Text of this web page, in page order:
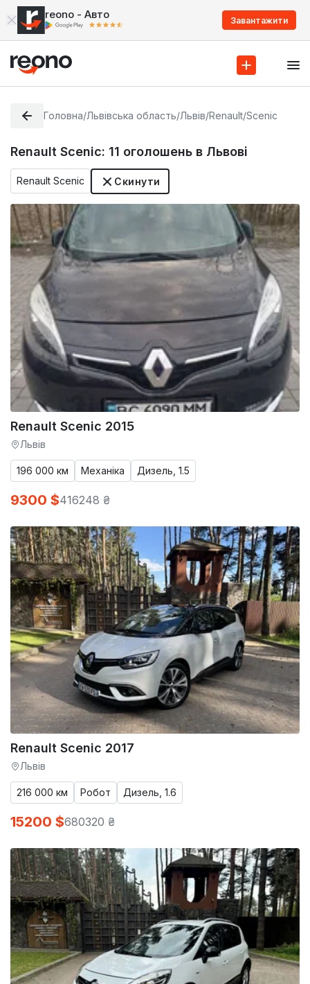
reono - Авто Завантажити
Головна/Львівська область/Львів/Renault/Scenic
Renault Scenic: 11 оголошень в Львові
Renault Scenic Скинути
Renault Scenic 2015
Львів
196 000 км Механіка Дизель, 1.5
9300 $416248 ₴
Renault Scenic 2017
Львів
216 000 км Робот Дизель, 1.6
15200 $680320 ₴